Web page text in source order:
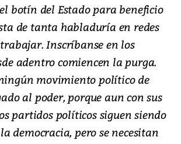
botín del Estado para beneficio
de tanta habladuría en redes
Inscríbanse en los
adentro comiencen la purga.
movimiento político de
al poder, porque aun con sus
partidos políticos siguen siendo
democracia, pero se necesitan